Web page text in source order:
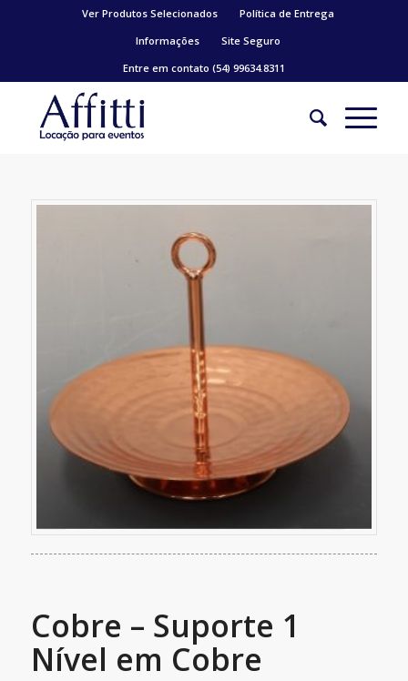
Ver Produtos Selecionados
Política de Entrega
Informações
Site Seguro
Entre em contato (54) 99634.8311
Cobre – Suporte 1
Nível em Cobre